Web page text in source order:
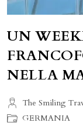
UN
NELLA
Autore
dell'articolo:
The Smiling
Categoria
GERMANIA